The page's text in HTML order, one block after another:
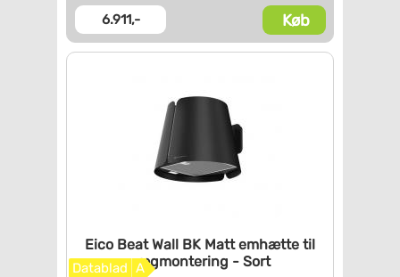
6.911,- Køb
Eico Beat Wall BK Matt emhætte til
vægmontering - Sort
Datablad A